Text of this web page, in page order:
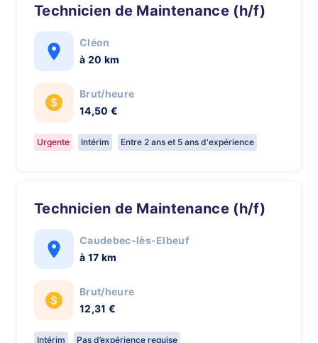
Technicien de Maintenance (h/f)
Cléon
à 20 km
Brut/heure
14,50 €
Urgente Intérim Entre 2 ans et 5 ans d'expérience
Technicien de Maintenance (h/f)
Caudebec-lès-Elbeuf
à 17 km
Brut/heure
12,31 €
Intérim Pas d’expérience requise